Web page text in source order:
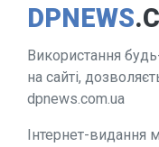
DPNEWS
Використання
на сайті,
dpnews.com.ua
Інтернет-видання